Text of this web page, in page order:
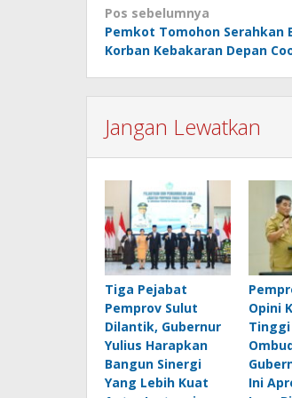
Navigasi
pos
Pos sebelumnya
Pemkot Tomohon Serahkan
Korban Kebakaran Depan
Jangan Lewatkan
Tiga Pejabat
Pemprov Sulut
Dilantik, Gubernur
Yulius Harapkan
Bangun Sinergi
Yang Lebih Kuat
Opini
Ini